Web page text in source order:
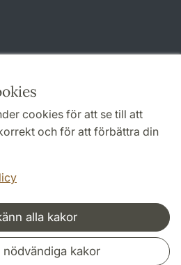
cookies för att se till att
och för att förbättra din
alla kakor
nödvändiga kakor
och nätverk